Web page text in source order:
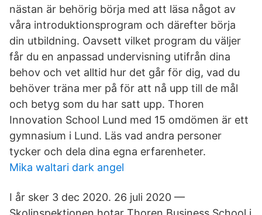
nästan är behörig börja med att läsa något av
våra introduktionsprogram och därefter börja
din utbildning. Oavsett vilket program du väljer
får du en anpassad undervisning utifrån dina
behov och vet alltid hur det går för dig, vad du
behöver träna mer på för att nå upp till de mål
och betyg som du har satt upp. Thoren
Innovation School Lund med 15 omdömen är ett
gymnasium i Lund. Läs vad andra personer
tycker och dela dina egna erfarenheter.
Mika waltari dark angel
I år sker 3 dec 2020. 26 juli 2020 —